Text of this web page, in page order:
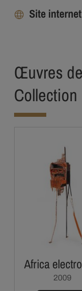
Site
Œuvres
Collection
Africa
2009